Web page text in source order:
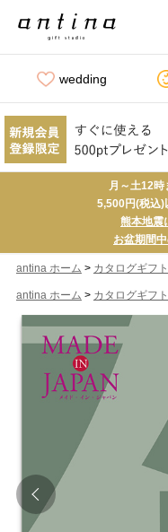
wedding
月～土12時
5,500円(税込)
熊本地震
お盆期間
antina ホーム > カタログギフト
antina ホーム > カタログギフト